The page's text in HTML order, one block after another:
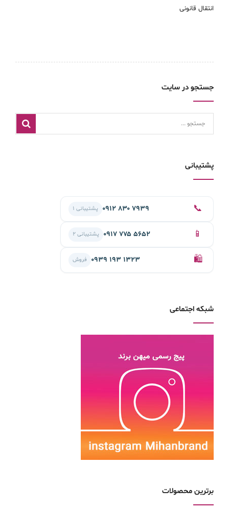
انتقال قانونی
جستجو در سایت
پشتیبانی
📞 ۰۹۱۲ ۸۳۰ ۷۹۳۹ پشتیبانی ۱
📱 ۰۹۱۷ ۷۷۵ ۵۶۵۲ پشتیبانی ۲
🛍️ ۰۹۳۹ ۱۹۳ ۱۳۲۳ فروش
شبکه اجتماعی
برترین محصولات